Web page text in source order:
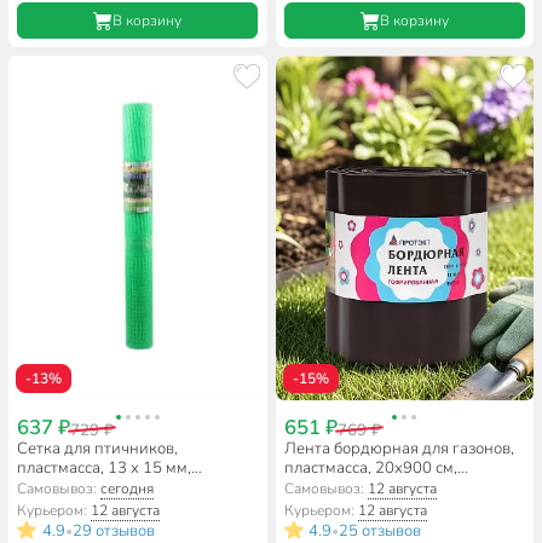
В корзину В корзину
-13%
637 ₽729 ₽
Сетка для птичников,
пластмасса, 13 х 15 мм,
100х1000 см, зеленая, Протэкт,
Ф-13/1/10
Самовывоз:сегодня
Курьером: 12 августа
4.9•29 отзывов
-15%
651 ₽769 ₽
Лента бордюрная для газонов,
пластмасса, 20х900 см,
гофрированная, коричневая,
Протэкт, Б-20/9
Самовывоз: 12 августа
Курьером: 12 августа
4.9•25 отзывов